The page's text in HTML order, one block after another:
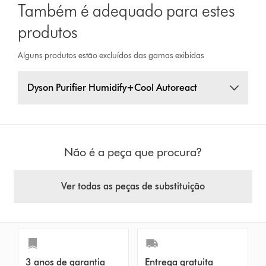
Também é adequado para estes
produtos
Alguns produtos estão excluídos das gamas exibidas
Dyson Purifier Humidify+Cool Autoreact
Não é a peça que procura?
Ver todas as peças de substituição
3 anos de garantia Entrega gratuita